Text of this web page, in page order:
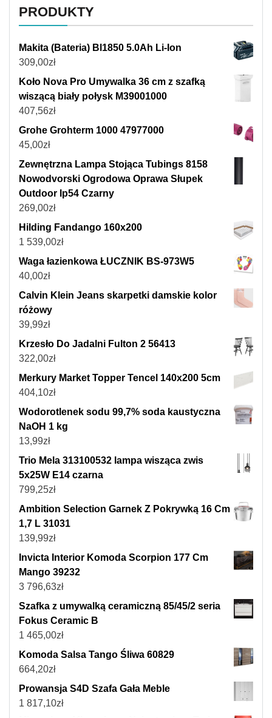
PRODUKTY
Makita (Bateria) Bl1850 5.0Ah Li-Ion
309,00zł
Koło Nova Pro Umywalka 36 cm z szafką
wiszącą biały połysk M39001000
407,56zł
Grohe Grohterm 1000 47977000
45,00zł
Zewnętrzna Lampa Stojąca Tubings 8158
Nowodvorski Ogrodowa Oprawa Słupek
Outdoor Ip54 Czarny
269,00zł
Hilding Fandango 160x200
1 539,00zł
Waga łazienkowa ŁUCZNIK BS-973W5
40,00zł
Calvin Klein Jeans skarpetki damskie kolor
różowy
39,99zł
Krzesło Do Jadalni Fulton 2 56413
322,00zł
Merkury Market Topper Tencel 140x200 5cm
404,10zł
Wodorotlenek sodu 99,7% soda kaustyczna
NaOH 1 kg
13,99zł
Trio Mela 313100532 lampa wisząca zwis
5x25W E14 czarna
799,25zł
Ambition Selection Garnek Z Pokrywką 16 Cm
1,7 L 31031
139,99zł
Invicta Interior Komoda Scorpion 177 Cm
Mango 39232
3 796,63zł
Szafka z umywalką ceramiczną 85/45/2 seria
Fokus Ceramic B
1 465,00zł
Komoda Salsa Tango Śliwa 60829
664,20zł
Prowansja S4D Szafa Gała Meble
1 817,10zł